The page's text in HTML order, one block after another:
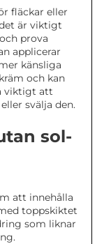
fläckar eller
är viktigt
prova
applicerar
känsliga
och kan
viktigt att
svälja den.
sol-
att innehålla
toppskiktet
som liknar